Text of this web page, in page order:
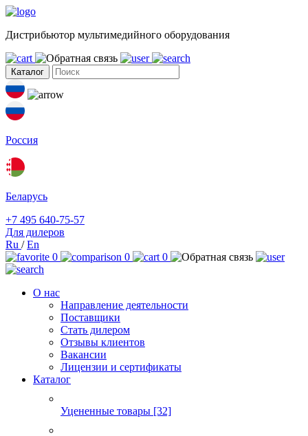
Дистрибьютор мультимедийного оборудования
Каталог
Россия
Беларусь
+7 495 640-75-57
Для дилеров
Ru /En
0
0 0
О нас
Направление деятельности
Поставщики
Стать дилером
Отзывы клиентов
Вакансии
Лицензии и сертификаты
Каталог
Уцененные товары [32]